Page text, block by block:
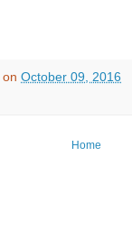
on October 09, 2016
Home